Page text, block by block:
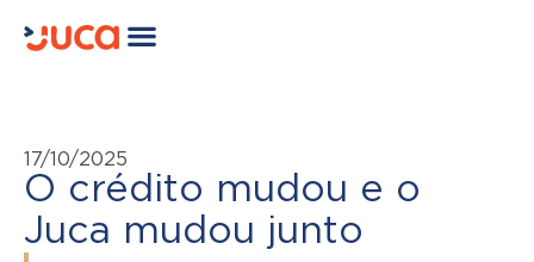
17/10/2025
O crédito mudou e o
Juca mudou junto